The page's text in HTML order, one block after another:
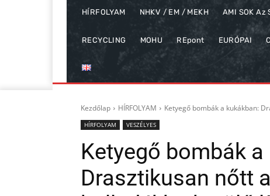
HÍRFOLYAM NHKV / EM / MEKH AMI SOK Az
RECYCLING MOHU REpont EURÓPAI
Kezdőlap HÍRFOLYAM Ketyegő bombák a kukákban:
HÍRFOLYAM VESZÉLYES
Ketyegő bombák
Drasztikusan nőtt